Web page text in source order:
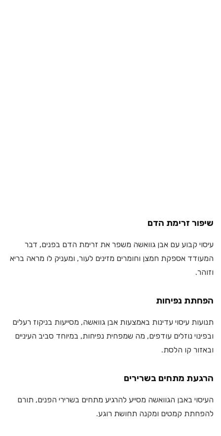
שיפור זרימת הדם
עיסוי קבוע עם אבן גוואשה משפר את זרימת הדם בפנים, דבר
המעודד אספקת חמצן וחומרים מזינים לעור, ומעניק לו מראה בריא
וזוהר.
הפחתת נפיחות
תנועות עיסוי עדינות באמצעות אבן גוואשה, מסייעות בניקוז רעלים
ובפינוי נוזלים עודפים, מה שמפחית נפיחות, במיוחד סביב העיניים
ובאזור קו הלסת.
הרגעת מתחים בשרירים
העיסוי באבן הגוואשה מסייע להרגיע מתחים בשרירי הפנים, תורם
להפחתת קמטים ומקנה תחושת רוגע.